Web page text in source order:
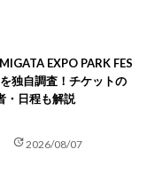
EXPO PARK FES
独自調査！チケットの
・日程も解説
update2026/08/07